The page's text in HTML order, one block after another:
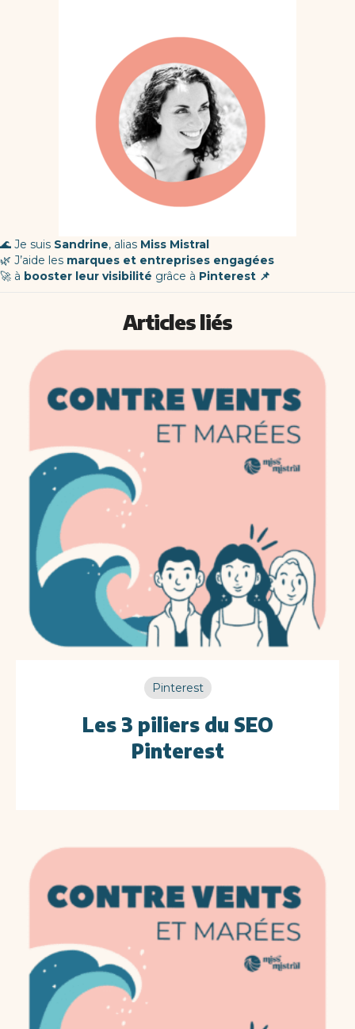
🌊 Je suis Sandrine, alias Miss Mistral
🌿 J’aide les marques et entreprises engagées
🚀 à booster leur visibilité grâce à Pinterest 📌
Articles liés
Pinterest
Les 3 piliers du SEO
Pinterest